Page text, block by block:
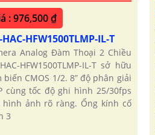
: 976,500 ₫
HAC-HFW1500TLMP-IL-T
Analog Đàm Thoại 2 Chiều
HFW1500TLMP-IL-T sở hữu
biến CMOS 1/2. 8” độ phân giải
cùng tốc độ ghi hình 25/30fps
hình ảnh rõ ràng. Ống kính cố
3